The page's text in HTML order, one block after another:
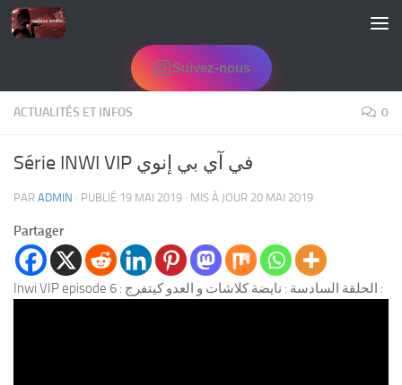
Skip to content
Suivez-nous
ACTUALITÉS ET INFOS 0
Série INWI VIP في آي بي إنوي
PAR ADMIN · PUBLIÉ 19 MAI 2019 · MIS À JOUR 20 MAI 2019
Partager
Inwi VIP episode 6 : الحلقة السادسة : نايضة كلاشات و العدو كيتفرج :